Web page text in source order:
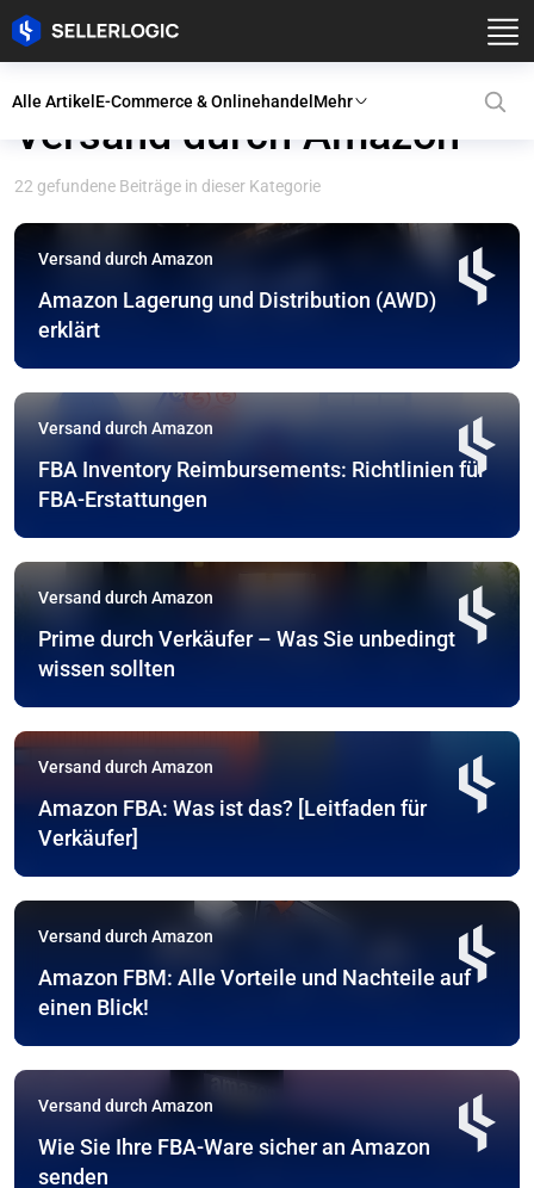
Alle ArtikelE-Commerce & OnlinehandelMehr
Versand durch Amazon
22 gefundene Beiträge in dieser Kategorie
Versand durch Amazon
Amazon Lagerung und Distribution (AWD)
erklärt
Versand durch Amazon
FBA Inventory Reimbursements: Richtlinien für
FBA-Erstattungen
Versand durch Amazon
Prime durch Verkäufer – Was Sie unbedingt
wissen sollten
Versand durch Amazon
Amazon FBA: Was ist das? [Leitfaden für
Verkäufer]
Versand durch Amazon
Amazon FBM: Alle Vorteile und Nachteile auf
einen Blick!
Versand durch Amazon
Wie Sie Ihre FBA-Ware sicher an Amazon
senden